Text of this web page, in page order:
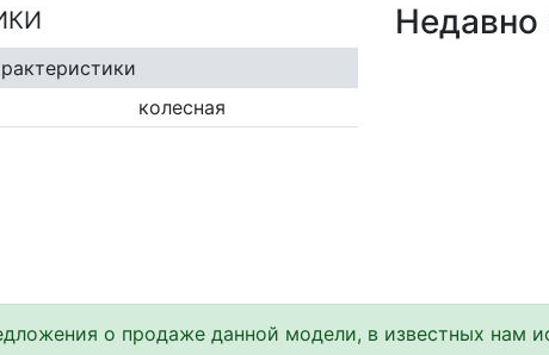
колесная
Недавно
о продаже данной модели, в известных нам